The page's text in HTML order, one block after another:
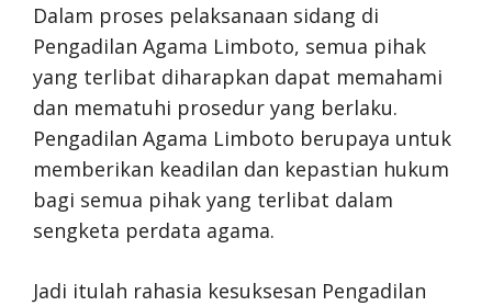
Dalam proses pelaksanaan sidang di
Pengadilan Agama Limboto, semua pihak
yang terlibat diharapkan dapat memahami
dan mematuhi prosedur yang berlaku.
Pengadilan Agama Limboto berupaya untuk
memberikan keadilan dan kepastian hukum
bagi semua pihak yang terlibat dalam
sengketa perdata agama.
Jadi itulah rahasia kesuksesan Pengadilan